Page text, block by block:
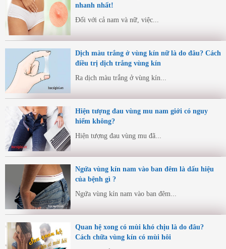
nhanh nhất!
Đối với cả nam và nữ, việc...
Dịch màu trắng ở vùng kín nữ là do đâu? Cách
điều trị dịch trắng vùng kín
Ra dịch màu trắng ở vùng kín...
Hiện tượng đau vùng mu nam giới có nguy
hiểm không?
Hiện tượng đau vùng mu đã...
Ngứa vùng kín nam vào ban đêm là dấu hiệu
của bệnh gì ?
Ngứa vùng kín nam vào ban đêm...
Quan hệ xong có mùi khó chịu là do đâu?
Cách chữa vùng kín có mùi hôi